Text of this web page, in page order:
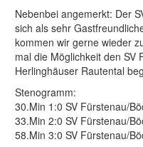
Nebenbei angemerkt: Der
sich als sehr
kommen wir gerne wieder
mal die Möglichkeit den SV
Herlinghäuser Rautental
Stenogramm:
30.Min 1:0 SV Fürstenau/
33.Min 2:0 SV Fürstenau/
58.Min 3:0 SV Fürstenau/